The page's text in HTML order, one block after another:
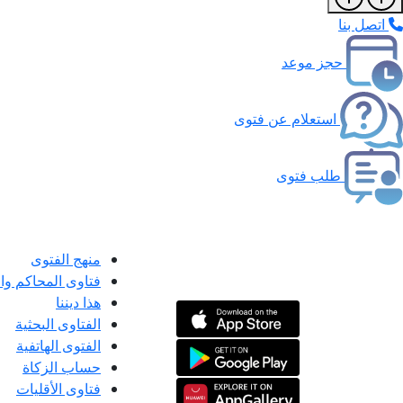
اتصل بنا
حجز موعد
استعلام عن فتوى
طلب فتوى
منهج الفتوى
فتاوى المحاكم
هذا ديننا
الفتاوى البحثية
الفتوى الهاتفية
حساب الزكاة
فتاوى الأقليات